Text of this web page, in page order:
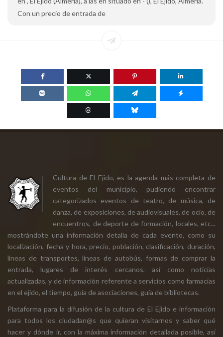
Con un precio de entrada de
Cultura de El Ejido, es la agenda más completa de
eventos del municipio, pudiendo encontrar
categorizados eventos de teatro, de música, de
danza, de exposiciones, de audiovisuales, de ocio, de
encuentros, de deporte de formación, locales, etc...
mostrándote una información detalla de cada evento, como su
localización, fecha y hora, precio, población, clasificación, duración,
líneas de transportes, líneas de autobús, formas de comprar la
entrada, lugares de interés cercanos, así como noticias
actualizadas, y de información referente a servicios como farmacias
en el ejido, el tiempo, guía de asociaciones, guía de bibliotecas.
Plataforma para la difusión de la cultura de El Ejido e información
para todos los ciudadan@s que quieran visitarnos y saber qué
hacer y dónde ir, con la máxima información detallada posible, así